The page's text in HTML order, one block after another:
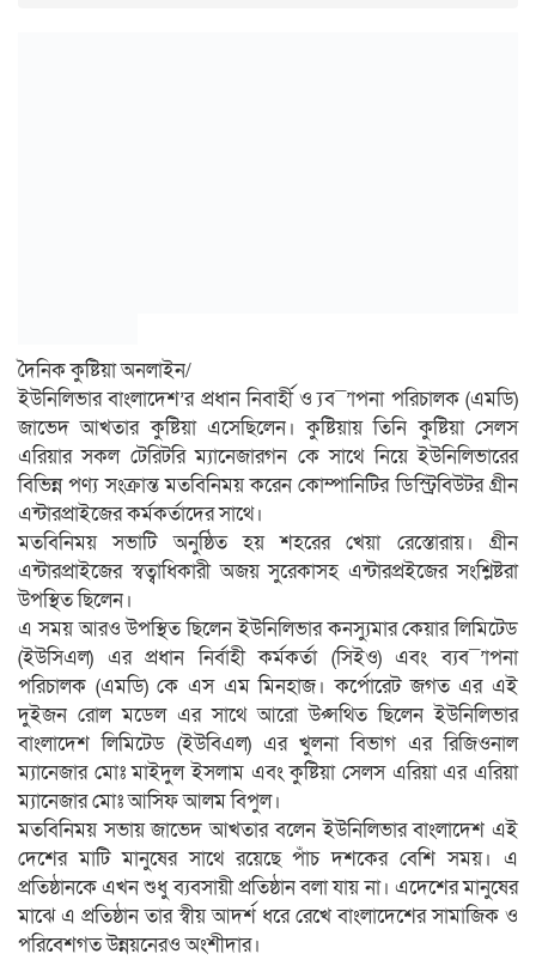
দৈনিক কুষ্টিয়া অনলাইন/
ইউনিলিভার বাংলাদেশ’র প্রধান নিবার্হী ও ্যব¯’াপনা পরিচালক (এমডি)
জাভেদ আখতার কুষ্টিয়া এসেছিলেন। কুষ্টিয়ায় তিনি কুষ্টিয়া সেলস
এরিয়ার সকল টেরিটরি ম্যানেজারগন কে সাথে নিয়ে ইউনিলিভারের
বিভিন্ন পণ্য সংক্রান্ত মতবিনিময় করেন কোম্পানিটির ডিস্ট্রিবিউটর গ্রীন
এন্টারপ্রাইজের কর্মকর্তাদের সাথে।
মতবিনিময় সভাটি অনুষ্ঠিত হয় শহরের খেয়া রেস্তোরায়। গ্রীন
এন্টারপ্রাইজের স্বত্বাধিকারী অজয় সুরেকাসহ এন্টারপ্রইজের সংশ্লিষ্টরা
উপস্থিত ছিলেন।
এ সময় আরও উপস্থিত ছিলেন ইউনিলিভার কনস্যুমার কেয়ার লিমিটেড
(ইউসিএল) এর প্রধান নির্বাহী কর্মকর্তা (সিইও) এবং ব্যব¯’াপনা
পরিচালক (এমডি) কে এস এম মিনহাজ। কর্পোরেট জগত এর এই
দুইজন রোল মডেল এর সাথে আরো উপ্সথিত ছিলেন ইউনিলিভার
বাংলাদেশ লিমিটেড (ইউবিএল) এর খুলনা বিভাগ এর রিজিওনাল
ম্যানেজার মোঃ মাইদুল ইসলাম এবং কুষ্টিয়া সেলস এরিয়া এর এরিয়া
ম্যানেজার মোঃ আসিফ আলম বিপুল।
মতবিনিময় সভায় জাভেদ আখতার বলেন ইউনিলিভার বাংলাদেশ এই
দেশের মাটি মানুষের সাথে রয়েছে পাঁচ দশকের বেশি সময়। এ
প্রতিষ্ঠানকে এখন শুধু ব্যবসায়ী প্রতিষ্ঠান বলা যায় না। এদেশের মানুষের
মাঝে এ প্রতিষ্ঠান তার স্বীয় আদর্শ ধরে রেখে বাংলাদেশের সামাজিক ও
পরিবেশগত উন্নয়নেরও অংশীদার।